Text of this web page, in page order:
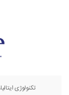
تکنولوژی